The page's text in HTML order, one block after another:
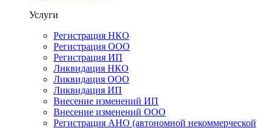
Услуги
Регистрация НКО
Регистрация ООО
Регистрация ИП
Ликвидация НКО
Ликвидация ООО
Ликвидация ИП
Внесение изменений ИП
Внесение изменений ООО
Регистрация АНО (автономной некоммерческой